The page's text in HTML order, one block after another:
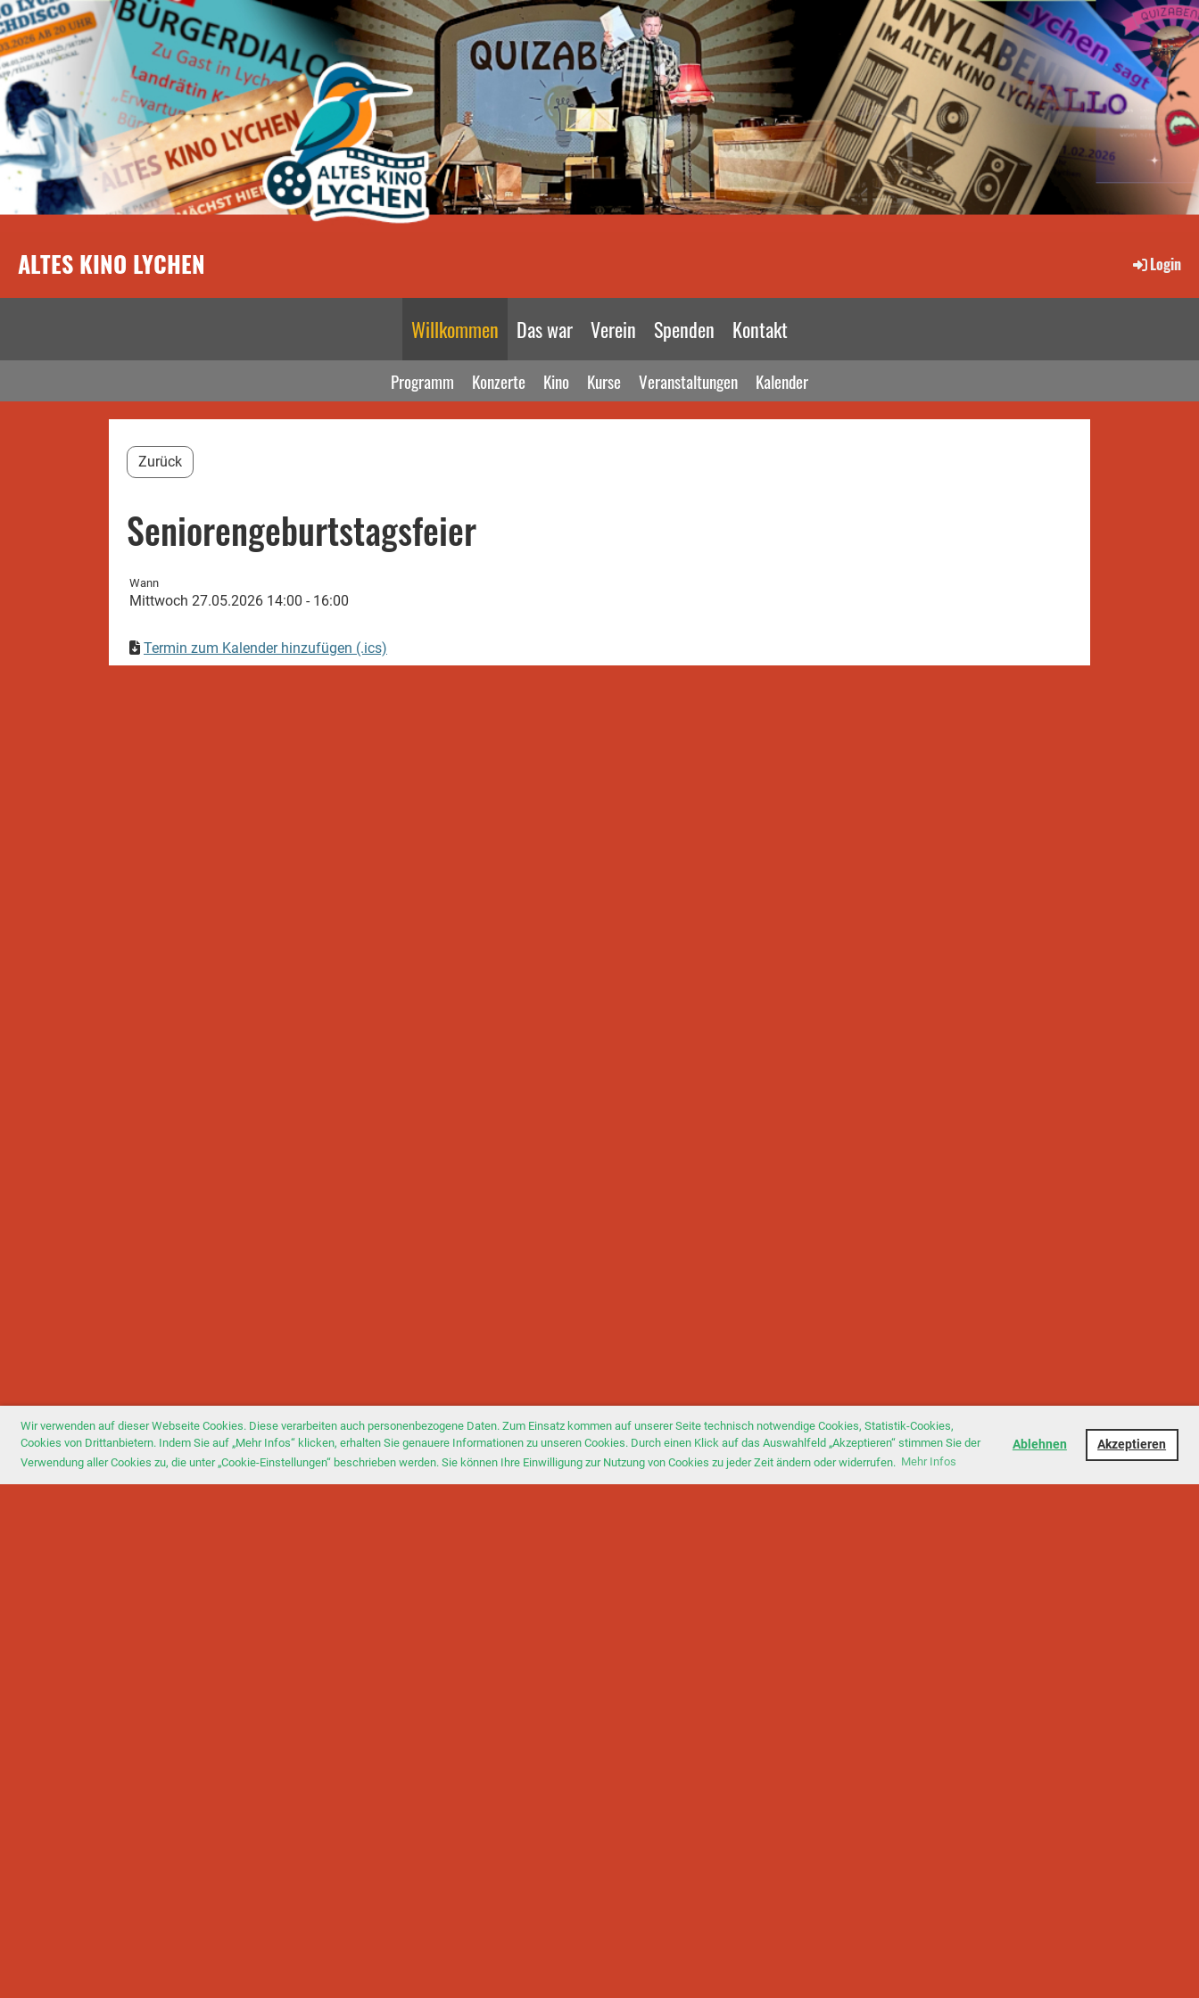
Wir verwenden auf dieser Webseite Cookies. Diese verarbeiten auch personenbezogene Daten. Zum Einsatz kommen auf unserer Seite technisch notwendige Cookies, Statistik-Cookies,
Cookies von Drittanbietern. Indem Sie auf „Mehr Infos“ klicken, erhalten Sie genauere Informationen zu unseren Cookies. Durch einen Klick auf das Auswahlfeld „Akzeptieren“ stimmen Sie der
Verwendung aller Cookies zu, die unter „Cookie-Einstellungen“ beschrieben werden. Sie können Ihre Einwilligung zur Nutzung von Cookies zu jeder Zeit ändern oder widerrufen. Mehr Infos
Ablehnen Akzeptieren
ALTES KINO LYCHEN Login
Willkommen Das war Verein Spenden Kontakt
Programm Konzerte Kino Kurse Veranstaltungen Kalender
Zurück
Seniorengeburtstagsfeier
Wann
Mittwoch 27.05.2026 14:00 - 16:00
Termin zum Kalender hinzufügen (.ics)